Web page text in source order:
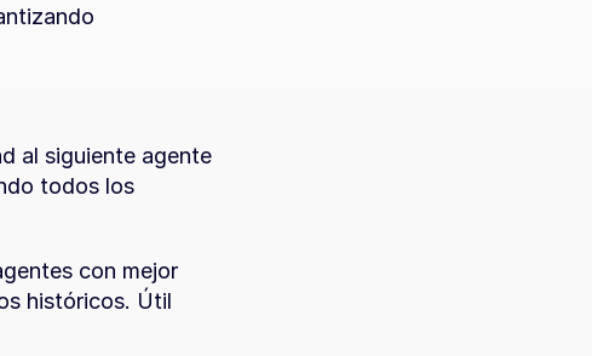
al siguiente agente
todos los
con mejor
históricos. Útil